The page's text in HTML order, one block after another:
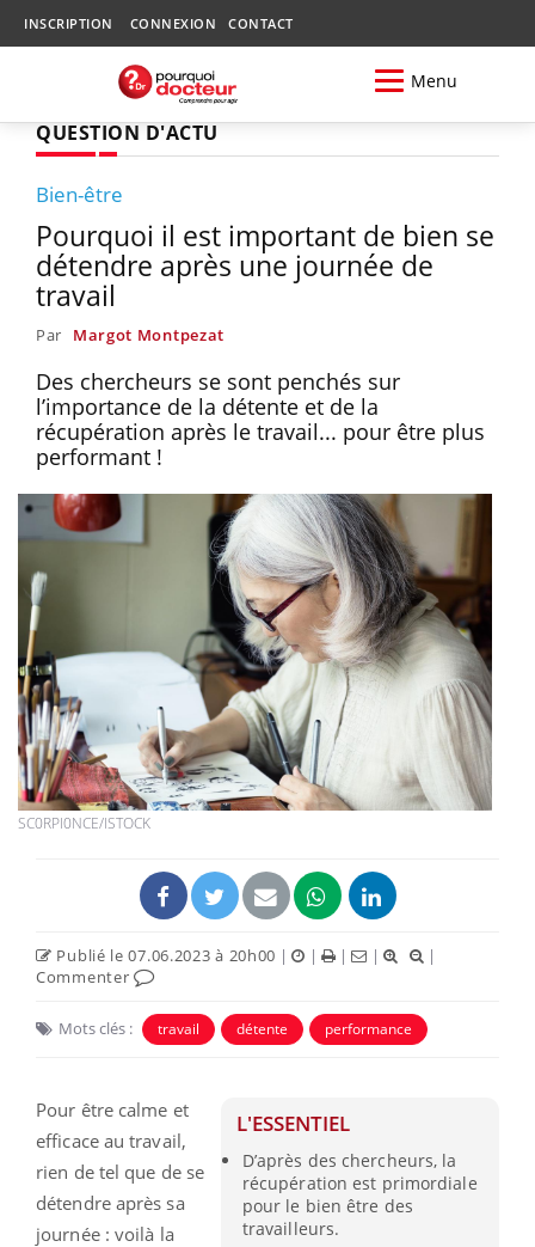
INSCRIPTION CONNEXION CONTACT
Menu
QUESTION D'ACTU
Bien-être
Pourquoi il est important de bien se
détendre après une journée de
travail
Par Margot Montpezat
Des chercheurs se sont penchés sur
l’importance de la détente et de la
récupération après le travail... pour être plus
performant !
SC0RPI0NCE/ISTOCK
Publié le 07.06.2023 à 20h00 | | | |
|
Commenter
Mots clés : travail détente performance
L'ESSENTIEL
D’après des chercheurs, la
récupération est primordiale
pour le bien être des
travailleurs.
Pour être calme et
efficace au travail,
rien de tel que de se
détendre après sa
journée : voilà la